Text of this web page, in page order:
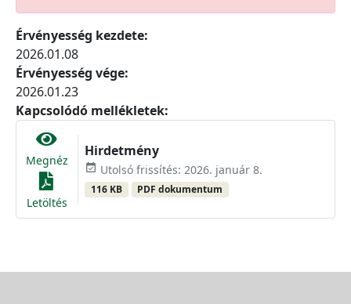
Érvényesség kezdete:
2026.01.08
Érvényesség vége:
2026.01.23
Kapcsolódó mellékletek:
Megnéz
Letöltés
Hirdetmény
event_available Utolsó frissítés: 2026. január 8.
116 KB PDF dokumentum